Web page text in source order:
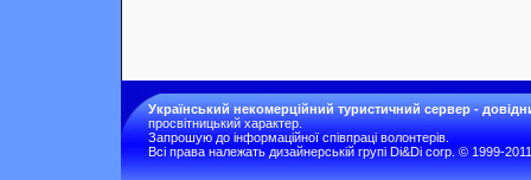
Український некомерційний туристичний сервер -
просвітницький характер.
Запрошую до інформаційної співпраці волонтерів.
Всі права належать дизайнерській групі Di&Di corp. © 1999-2011